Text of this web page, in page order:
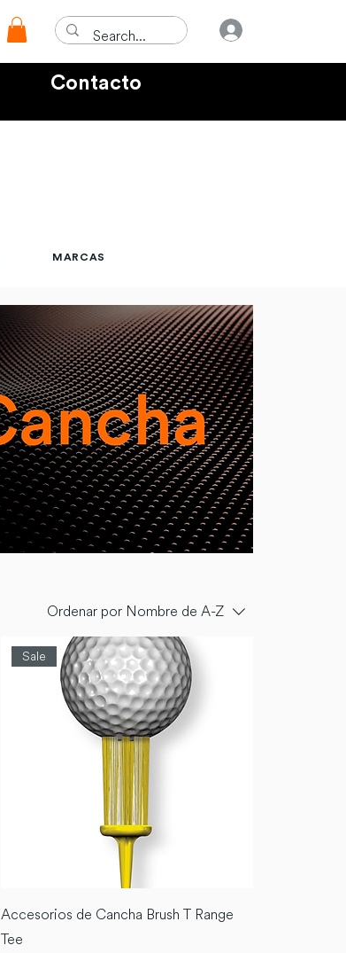
Contacto
MARCAS
Ordenar por Nombre de A-Z
Sale
Accesorios de Cancha Brush T Range
Tee